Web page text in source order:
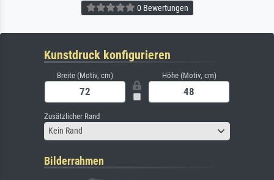
0 Bewertungen
Kunstdruck konfigurieren
Breite (Motiv, cm) Höhe (Motiv, cm)
Zusätzlicher Rand
Kein Rand
Bilderrahmen